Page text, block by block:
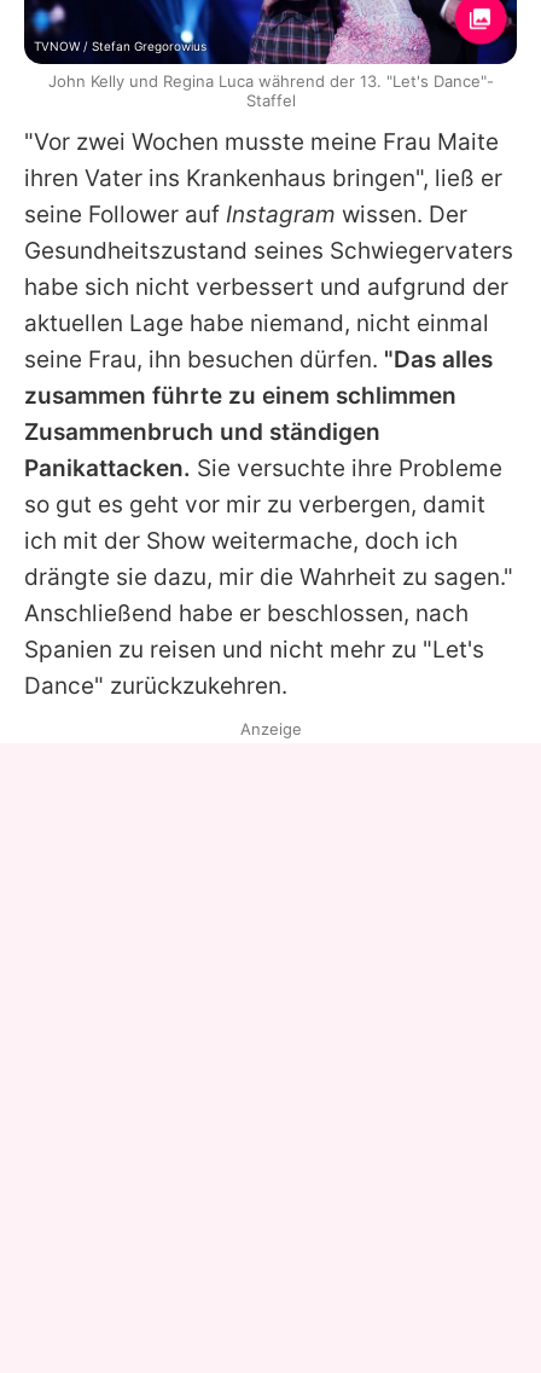
"Vor zwei Wochen musste meine Frau Maite
ihren Vater ins Krankenhaus bringen", ließ er
seine Follower auf Instagram wissen. Der
Gesundheitszustand seines Schwiegervaters
habe sich nicht verbessert und aufgrund der
aktuellen Lage habe niemand, nicht einmal
seine Frau, ihn besuchen dürfen. "Das alles
zusammen führte zu einem schlimmen
Zusammenbruch und ständigen
Panikattacken. Sie versuchte ihre Probleme
so gut es geht vor mir zu verbergen, damit
ich mit der Show weitermache, doch ich
drängte sie dazu, mir die Wahrheit zu sagen."
Anschließend habe er beschlossen, nach
Spanien zu reisen und nicht mehr zu "Let's
Dance" zurückzukehren.
TVNOW / Stefan Gregorowius
John Kelly und Regina Luca während der 13. "Let's Dance"-
Staffel
Anzeige